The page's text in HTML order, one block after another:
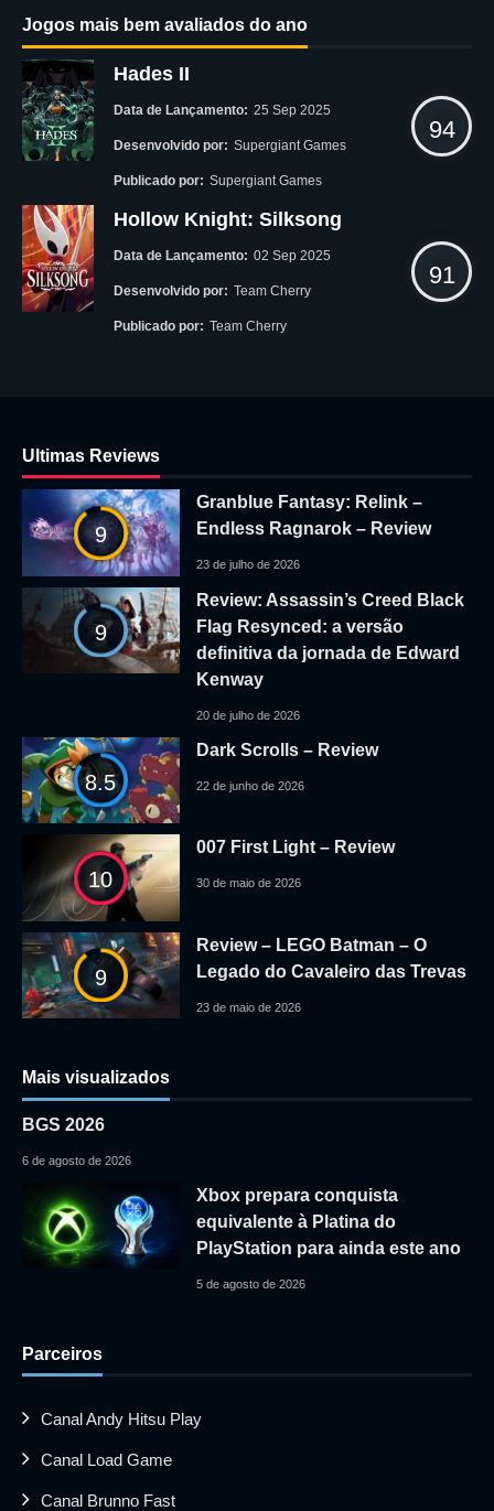
Jogos mais bem avaliados do ano
Hades II
Data de Lançamento: 25 Sep 2025
Desenvolvido por: Supergiant Games
Publicado por: Supergiant Games
94
Hollow Knight: Silksong
Data de Lançamento: 02 Sep 2025
Desenvolvido por: Team Cherry
Publicado por: Team Cherry
91
Ultimas Reviews
9
Granblue Fantasy: Relink –
Endless Ragnarok – Review
23 de julho de 2026
9
Review: Assassin’s Creed Black
Flag Resynced: a versão
definitiva da jornada de Edward
Kenway
20 de julho de 2026
8.5
Dark Scrolls – Review
22 de junho de 2026
10
007 First Light – Review
30 de maio de 2026
9
Review – LEGO Batman – O
Legado do Cavaleiro das Trevas
23 de maio de 2026
Mais visualizados
BGS 2026
6 de agosto de 2026
Xbox prepara conquista
equivalente à Platina do
PlayStation para ainda este ano
5 de agosto de 2026
Parceiros
Canal Andy Hitsu Play
Canal Load Game
Canal Brunno Fast